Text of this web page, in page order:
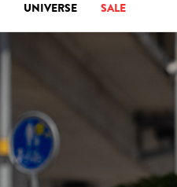
UNIVERSE SALE